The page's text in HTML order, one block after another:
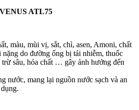
ATL75
màu, mùi vị, sắt, chì, asen, Amoni, chất
do đường ống bị tái nhiễm, thuốc
sâu, hóa chất … gây ảnh hưởng đến
nước, mang lại nguồn nước sạch và an